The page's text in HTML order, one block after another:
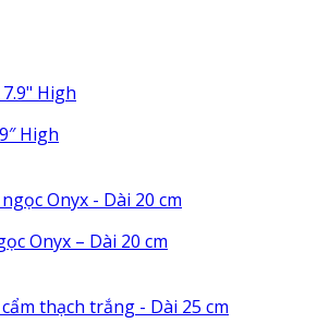
High
Onyx – Dài 20 cm